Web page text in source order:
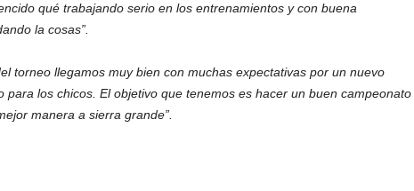
qué trabajando serio en los entrenamientos y con buena
la cosas”.
torneo llegamos muy bien con muchas expectativas por un nuevo
para los chicos. El objetivo que tenemos es hacer un buen campeonato
manera a sierra grande”.